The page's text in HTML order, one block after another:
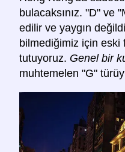
bulacaksınız. "D" ve
edilir ve yaygın
bilmediğimiz için eski
tutuyoruz. Genel bir
muhtemelen "G"